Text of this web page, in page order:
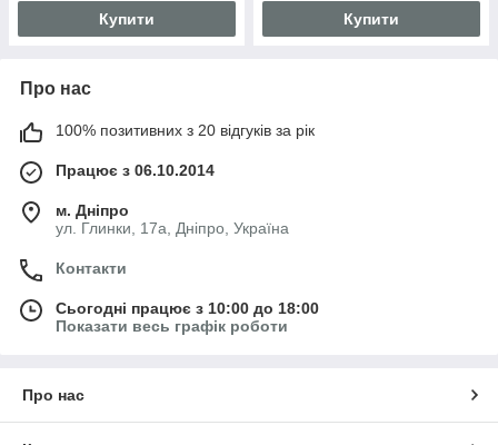
Купити Купити
Про нас
100% позитивних з 20 відгуків за рік
Працює з 06.10.2014
м. Дніпро
ул. Глинки, 17а, Дніпро, Україна
Контакти
Сьогодні працює з 10:00 до 18:00
Показати весь графік роботи
Про нас